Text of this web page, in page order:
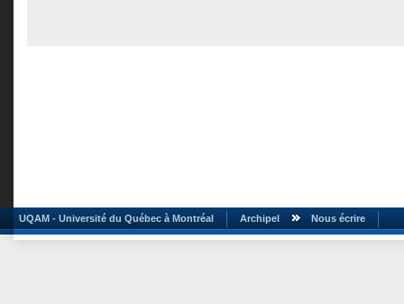
UQAM - Université du Québec à Montréal Archipel Nous écrire